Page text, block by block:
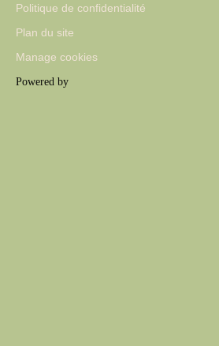
Politique de confidentialité
Plan du site
Manage cookies
Powered by